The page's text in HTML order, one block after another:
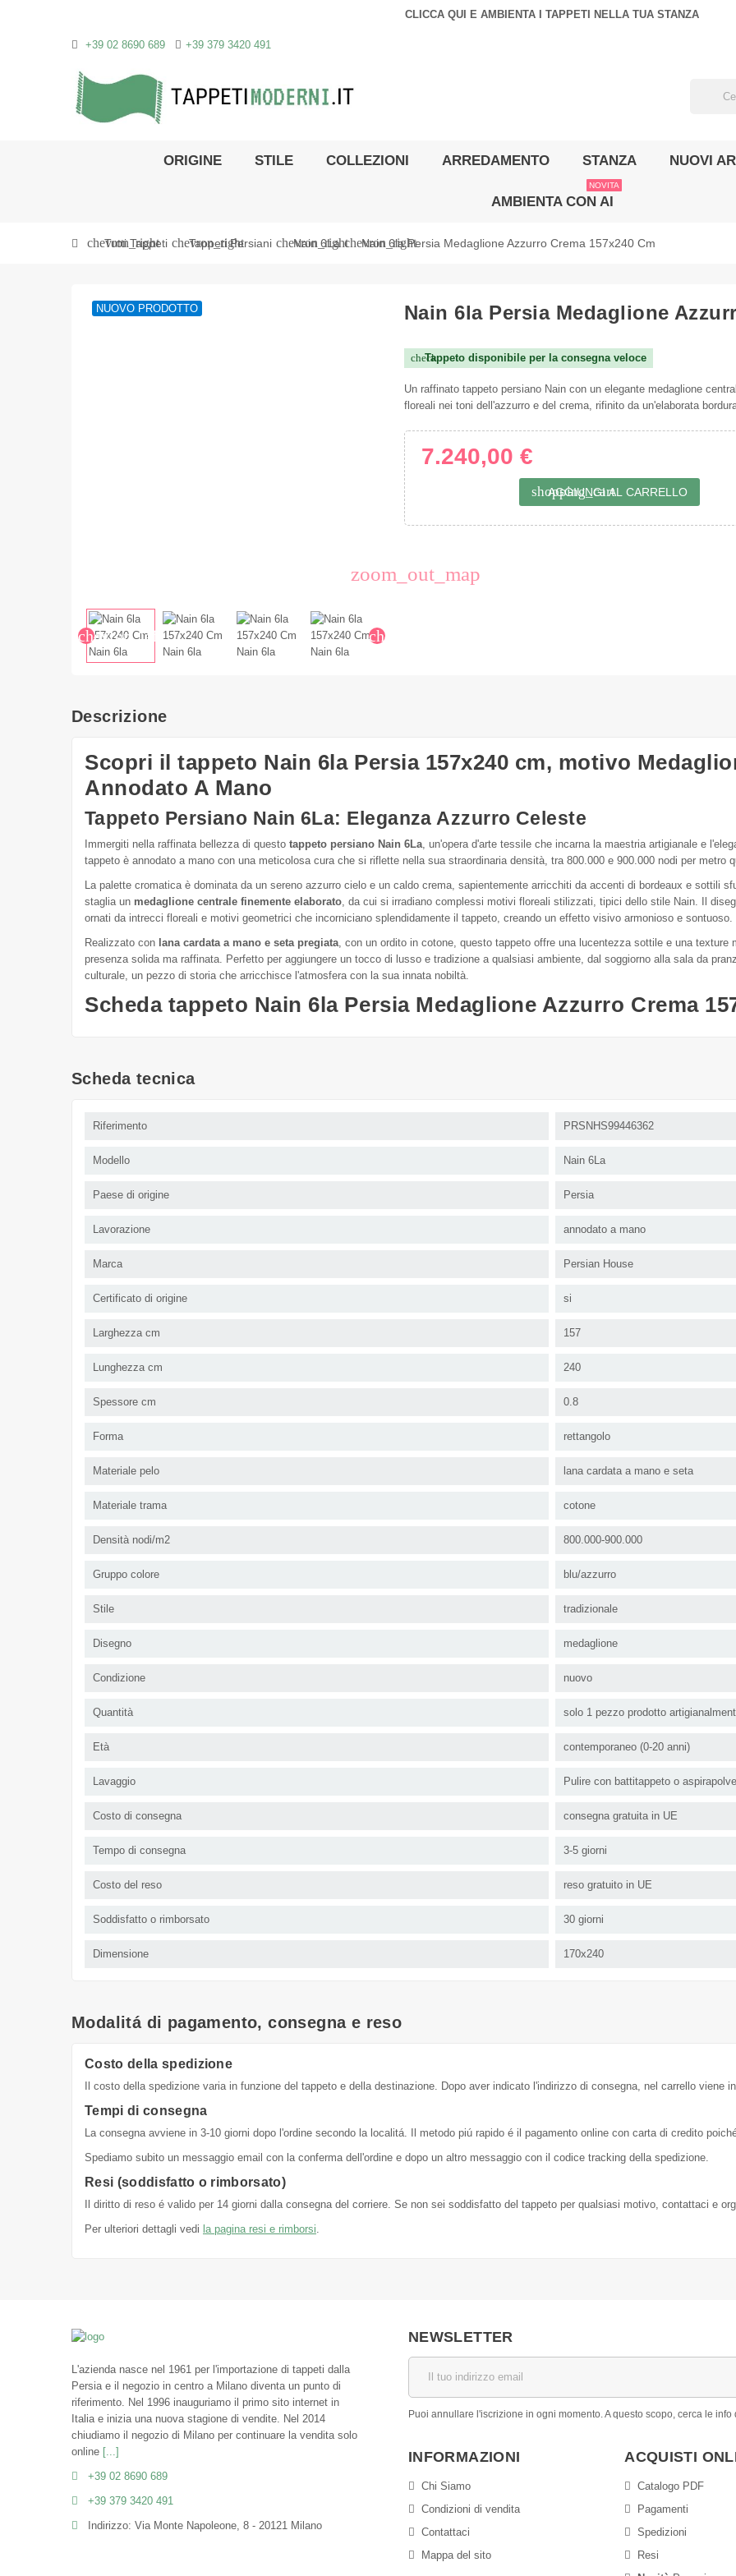
CLICCA QUI E AMBIENTA I TAPPETI NELLA TUA STANZA
+39 02 8690 689 +39 379 3420 491
ORIGINE STILE COLLEZIONI ARREDAMENTO STANZA NUOVI
AMBIENTA CON AI
NOVITA
chevron_right
Tutti Tappeti chevron_right
Tappeti Persiani chevron_right
Nain 6La chevron_right
Nain 6la Persia Medaglione Azzurro Crema 157x240 Cm
zoom_out_map
chevron_left chevron_right
NUOVO PRODOTTO Nain 6la Persia Medaglione
check
Tappeto disponibile per la consegna veloce
Un raffinato tappeto persiano Nain con un elegante medaglione
floreali nei toni dell'azzurro e del crema, rifinito da un'elaborata
7.240,00 €
shopping_cart
AGGIUNGI AL CARRELLO
Descrizione
Scopri il tappeto Nain 6la Persia 157x240 cm, motivo
Annodato A Mano
Tappeto Persiano Nain 6La: Eleganza Azzurro Celeste
Immergiti nella raffinata bellezza di questo tappeto persiano Nain 6La , un'opera d'arte tessile che incarna la maestria artigianale e
tappeto è annodato a mano con una meticolosa cura che si riflette nella sua straordinaria densità, tra 800.000 e 900.000 nodi per metro
La palette cromatica è dominata da un sereno azzurro cielo e un caldo crema, sapientemente arricchiti da accenti di bordeaux e sottili
staglia un medaglione centrale finemente elaborato , da cui si irradiano complessi motivi floreali stilizzati, tipici dello stile Nain. Il
ornati da intrecci floreali e motivi geometrici che incorniciano splendidamente il tappeto, creando un effetto visivo armonioso e sontuoso.
Realizzato con lana cardata a mano e seta pregiata , con un ordito in cotone, questo tappeto offre una lucentezza sottile e una
presenza solida ma raffinata. Perfetto per aggiungere un tocco di lusso e tradizione a qualsiasi ambiente, dal soggiorno alla sala da
culturale, un pezzo di storia che arricchisce l'atmosfera con la sua innata nobiltà.
Scheda tappeto Nain 6la Persia Medaglione Azzurro Crema
Scheda tecnica
Riferimento PRSNHS99446362
Modello Nain 6La
Paese di origine Persia
Lavorazione annodato a mano
Marca Persian House
Certificato di origine si
Larghezza cm 157
Lunghezza cm 240
Spessore cm 0.8
Forma rettangolo
Materiale pelo lana cardata a mano e seta
Materiale trama cotone
Densità nodi/m2 800.000-900.000
Gruppo colore blu/azzurro
Stile tradizionale
Disegno medaglione
Condizione nuovo
Quantità solo 1 pezzo prodotto
Età contemporaneo (0-20 anni)
Lavaggio Pulire con battitappeto o
Costo di consegna consegna gratuita in UE
Tempo di consegna 3-5 giorni
Costo del reso reso gratuito in UE
Soddisfatto o rimborsato 30 giorni
Dimensione 170x240
Modalitá di pagamento, consegna e reso
Costo della spedizione
Il costo della spedizione varia in funzione del tappeto e della destinazione. Dopo aver indicato l'indirizzo di consegna, nel carrello viene
Tempi di consegna
La consegna avviene in 3-10 giorni dopo l'ordine secondo la localitá. Il metodo piú rapido é il pagamento online con carta di credito
Spediamo subito un messaggio email con la conferma dell'ordine e dopo un altro messaggio con il codice tracking della spedizione.
Resi (soddisfatto o rimborsato)
Il diritto di reso é valido per 14 giorni dalla consegna del corriere. Se non sei soddisfatto del tappeto per qualsiasi motivo, contattaci e
Per ulteriori dettagli vedi la pagina resi e rimborsi
L'azienda nasce nel 1961 per l'importazione di tappeti dalla
Persia e il negozio in centro a Milano diventa un punto di
riferimento. Nel 1996 inauguriamo il primo sito internet in
Italia e inizia una nuova stagione di vendite. Nel 2014
chiudiamo il negozio di Milano per continuare la vendita solo
online [...]
+39 02 8690 689
+39 379 3420 491
Indirizzo: Via Monte Napoleone, 8 - 20121 Milano
NEWSLETTER
Puoi annullare l'iscrizione in ogni momento. A questo scopo, cerca le info
INFORMAZIONI
Chi Siamo
Condizioni di vendita
Contattaci
Mappa del sito
ACQUISTI
Catalogo PDF
Pagamenti
Spedizioni
Resi